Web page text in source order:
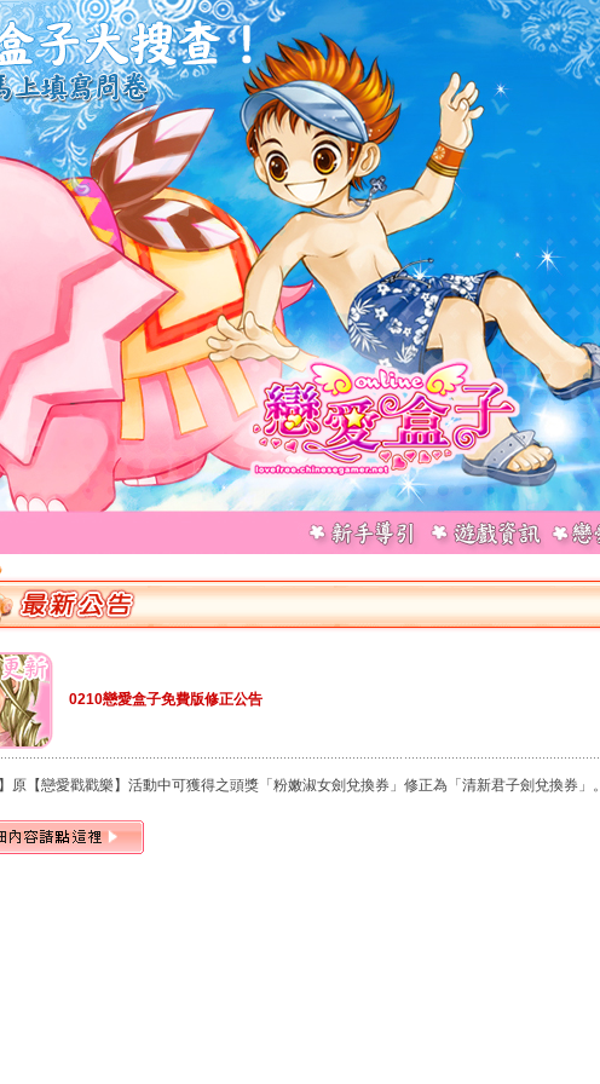
0210戀愛盒子免費版修正公告
原【戀愛戳戳樂】活動中可獲得之頭獎「粉嫩淑女劍兌換券」修正為「清新君子劍兌換券」。